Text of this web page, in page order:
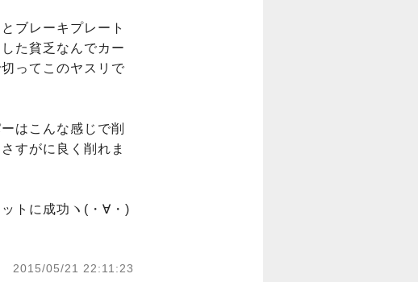
ブレーキプレート
た貧乏なんでカー
ってこのヤスリで
はこんな感じで削
すがに良く削れま
トに成功ヽ(・∀・)
2015/05/21 22:11:23